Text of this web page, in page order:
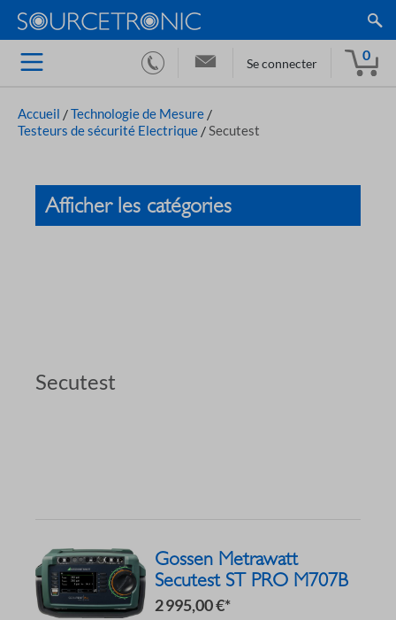
Se connecter
0
Accueil /Technologie de Mesure /
Testeurs de sécurité Electrique /Secutest
Afficher les catégories
Secutest
Gossen Metrawatt
Secutest ST PRO M707B
2 995,00 €*